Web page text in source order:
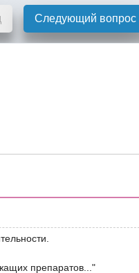
Следующий вопрос
препаратов..."